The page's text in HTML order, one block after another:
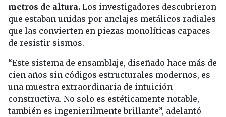
metros de altura. Los investigadores descubrieron
que estaban unidas por anclajes metálicos radiales
que las convierten en piezas monolíticas capaces
de resistir sismos.
“Este sistema de ensamblaje, diseñado hace más de
cien años sin códigos estructurales modernos, es
una muestra extraordinaria de intuición
constructiva. No solo es estéticamente notable,
también es ingenierilmente brillante”, adelantó